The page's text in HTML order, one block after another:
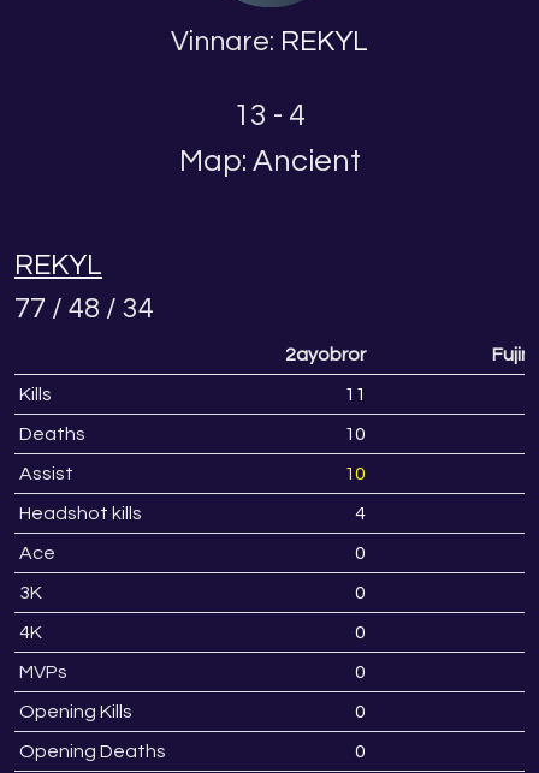
Vinnare: REKYL
13 - 4
Map: Ancient
REKYL
77 / 48 / 34
2ayobror
Kills 11
Deaths 10
Assist 10
Headshot kills 4
Ace 0
3K 0
4K 0
MVPs 0
Opening Kills 0
Opening Deaths 0